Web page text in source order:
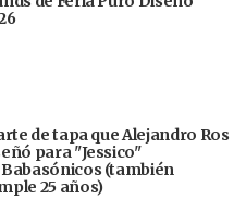
de tapa que Alejandro Ros
para "Jessico"
Babasónicos (también
25 años)